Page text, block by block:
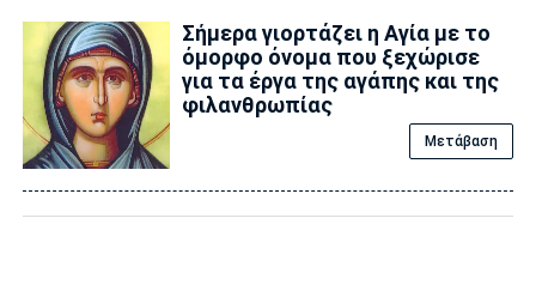
Σήμερα γιορτάζει η Αγία με το
όμορφο όνομα που ξεχώρισε
για τα έργα της αγάπης και της
φιλανθρωπίας
Μετάβαση